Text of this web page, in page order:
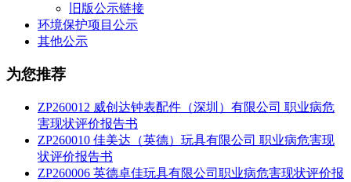
旧版公示链接
环境保护项目公示
其他公示
为您推荐
ZP260012 威创达钟表配件（深圳）有限公司 职业病危
害现状评价报告书
ZP260010 佳美达（英德）玩具有限公司 职业病危害现
状评价报告书
ZP260006 英德卓佳玩具有限公司职业病危害现状评价报